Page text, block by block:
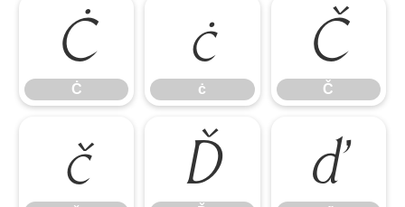
Ċ
Ċ
ċ
ċ
Č
Č
č Ď ď